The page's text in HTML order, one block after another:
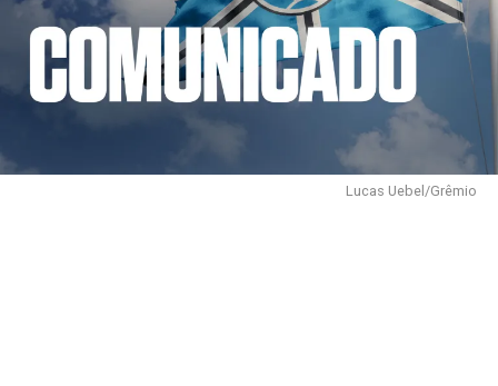
Lucas Uebel/Grêmio